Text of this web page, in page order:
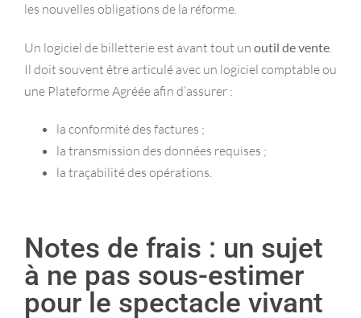
les nouvelles obligations de la réforme.
Un logiciel de billetterie est avant tout un outil de vente.
Il doit souvent être articulé avec un logiciel comptable ou
une Plateforme Agréée afin d’assurer :
la conformité des factures ;
la transmission des données requises ;
la traçabilité des opérations.
Notes de frais : un sujet
à ne pas sous-estimer
pour le spectacle vivant